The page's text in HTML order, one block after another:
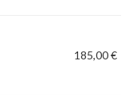
185,00 €